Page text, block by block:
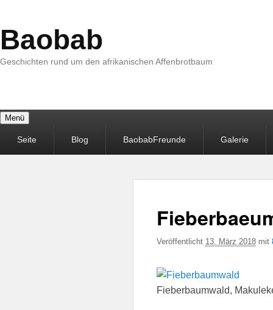
Baobab
Geschichten rund um den afrikanischen Affenbrotbaum
Menü
MenüSeite Blog BaobabFreunde Galerie
Veröffentlicht 13. März 2018mit
Fieberbaumwald,